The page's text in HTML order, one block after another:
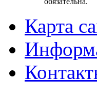
Карта